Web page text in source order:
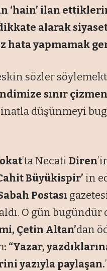
‘hain’ ilan
alarak
hata yapmamak
sözler
sınır
düşünmeyi
’ta Necati Diren
Büyükispir’ in
Postası
O gün
Çetin Altan’dan
: “Yazar,
yazıyla paylaşan.